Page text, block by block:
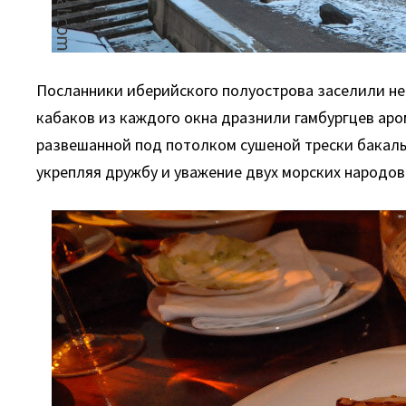
Посланники иберийского полуострова заселили
кабаков из каждого окна дразнили гамбургцев
развешанной под потолком сушеной трески
укрепляя дружбу и уважение двух морских